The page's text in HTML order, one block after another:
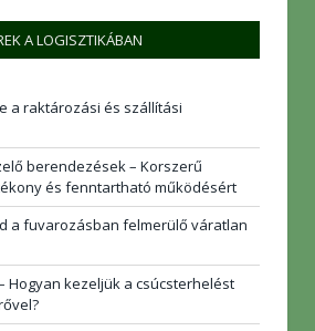
A LOGISZTIKÁBAN
a raktározási és szállítási
berendezések – Korszerű
és fenntartható működésért
a fuvarozásban felmerülő váratlan
Hogyan kezeljük a csúcsterhelést